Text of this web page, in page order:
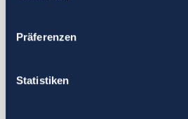
Präferenzen
Statistiken